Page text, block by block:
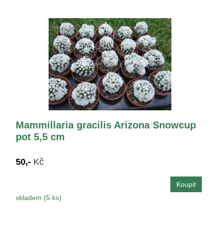
Mammillaria gracilis Arizona Snowcup
pot 5,5 cm
50,- Kč
skladem (5 ks)